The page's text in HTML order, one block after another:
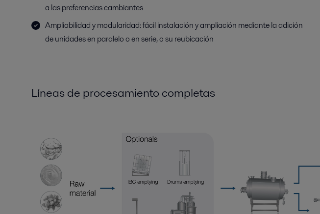
a las preferencias cambiantes
Ampliabilidad y modularidad: fácil instalación y ampliación mediante la adición
de unidades en paralelo o en serie, o su reubicación
Líneas de procesamiento completas